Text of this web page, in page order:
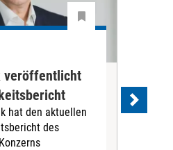
veröffentlicht
hat den aktuellen
des